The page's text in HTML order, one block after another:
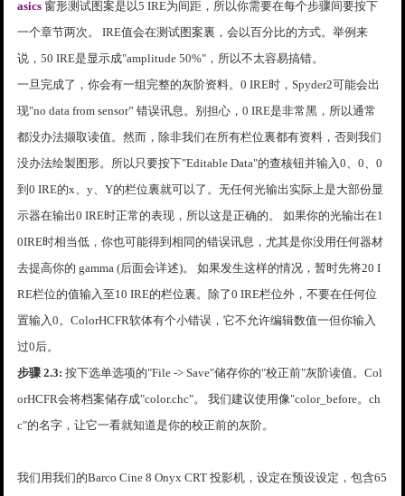
asics 窗形测试图案是以5 IRE为间距，所以你需要在每个步骤间要按下
一个章节两次。 IRE值会在测试图案裏，会以百分比的方式。举例来
说，50 IRE是显示成"amplitude 50%"，所以不太容易搞错。
一旦完成了，你会有一组完整的灰阶资料。0 IRE时，Spyder2可能会出
现"no data from sensor” 错误讯息。别担心，0 IRE是非常黑，所以通常
都没办法撷取读值。然而，除非我们在所有栏位裏都有资料，否则我们
没办法绘製图形。所以只要按下"Editable Data"的查核钮并输入0、0、0
到0 IRE的x、y、Y的栏位裏就可以了。无任何光输出实际上是大部份显
示器在输出0 IRE时正常的表现，所以这是正确的。 如果你的光输出在1
0IRE时相当低，你也可能得到相同的错误讯息，尤其是你没用任何器材
去提高你的 gamma (后面会详述)。 如果发生这样的情况，暂时先将20 I
RE栏位的值输入至10 IRE的栏位裏。除了0 IRE栏位外，不要在任何位
置输入0。ColorHCFR软体有个小错误，它不允许编辑数值一但你输入
过0后。
步骤 2.3: 按下选单选项的"File -> Save"储存你的"校正前"灰阶读值。Col
orHCFR会将档案储存成"color.chc"。 我们建议使用像"color_before。ch
c"的名字，让它一看就知道是你的校正前的灰阶。
我们用我们的Barco Cine 8 Onyx CRT 投影机，设定在预设设定，包含65